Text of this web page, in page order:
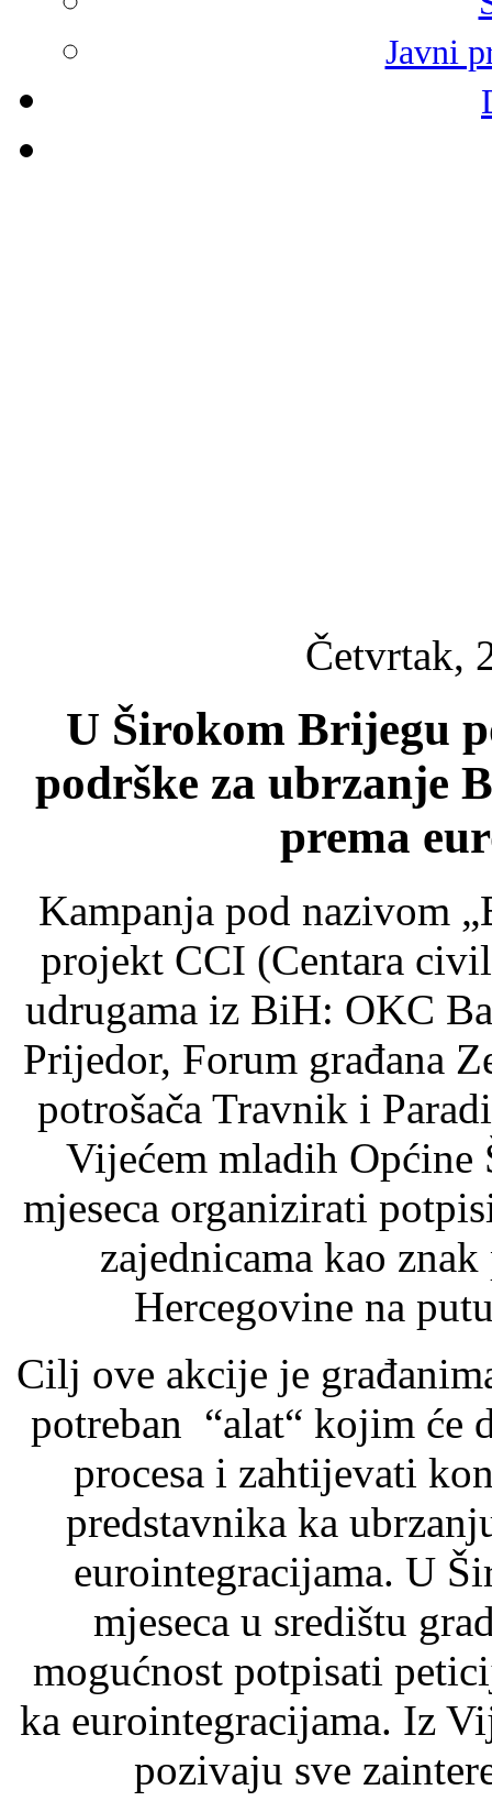
Javni
Četvrtak,
U Širokom Brijegu
podrške za ubrzanje
prema
Kampanja pod nazivom
projekt CCI (Centara
udrugama iz BiH: OKC
Prijedor, Forum građana
potrošača Travnik i
Vijećem mladih Općine
mjeseca organizirati
zajednicama kao
Hercegovine na
Cilj ove akcije je
potreban “alat“ kojim će
procesa i zahtijevati
predstavnika ka
eurointegracijama. U
mjeseca u središtu
mogućnost potpisati
ka eurointegracijama. Iz
pozivaju sve